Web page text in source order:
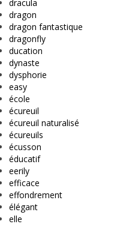
dracula
dragon
dragon fantastique
dragonfly
ducation
dynaste
dysphorie
easy
école
écureuil
écureuil naturalisé
écureuils
écusson
éducatif
eerily
efficace
effondrement
élégant
elle